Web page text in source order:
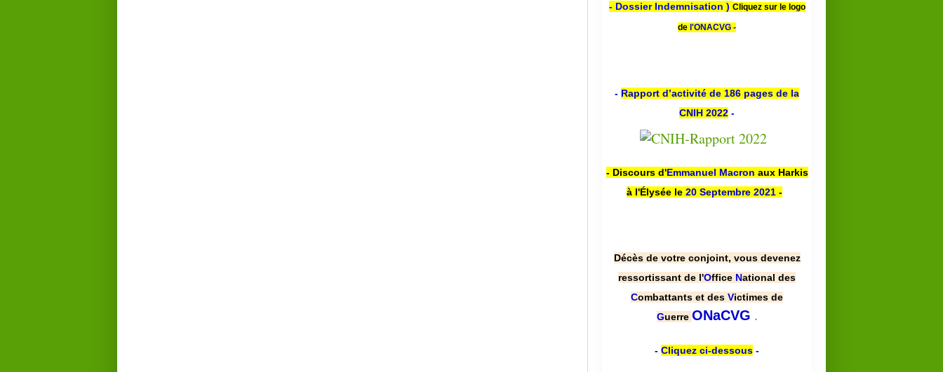
- Dossier Indemnisation ) Cliquez sur le logo
de l'ONACVG -
- Rapport d’activité de 186 pages de la
CNIH 2022 -
- Discours d'Emmanuel Macron aux Harkis
à l'Élysée le 20 Septembre 2021 -
Décès de votre conjoint, vous devenez
ressortissant de l'Office National des
Combattants et des Victimes de
Guerre ONaCVG .
- Cliquez ci-dessous -